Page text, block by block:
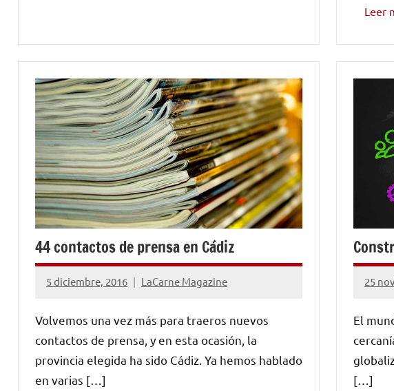
PROMOCIÓN
Leer
44 contactos de prensa en Cádiz
5 diciembre, 2016 LaCarne Magazine
No
comentarios
Volvemos una vez más para traeros nuevos
contactos de prensa, y en esta ocasión, la
provincia elegida ha sido Cádiz. Ya hemos hablado
en varias […]
25
No
El
[…]